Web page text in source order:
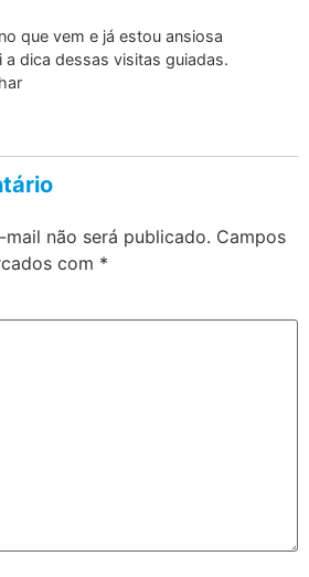
que vem e já estou ansiosa
a dica dessas visitas guiadas.
não será publicado. Campos
com *